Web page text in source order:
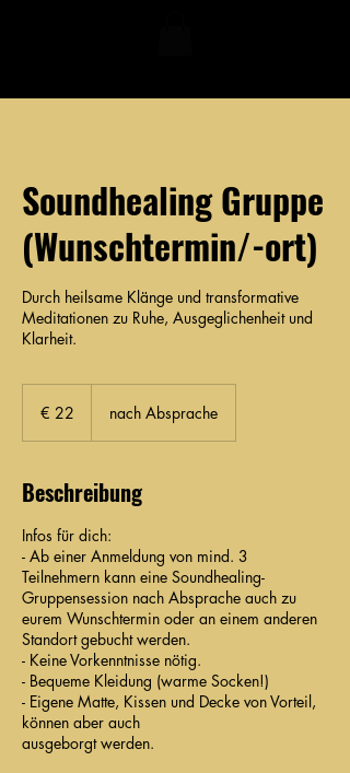
Soundhealing Gruppe
(Wunschtermin/-ort)
Durch heilsame Klänge und transformative
Meditationen zu Ruhe, Ausgeglichenheit und
Klarheit.
€ 22 nach Absprache
Beschreibung
Infos für dich:
- Ab einer Anmeldung von mind. 3
Teilnehmern kann eine Soundhealing-
Gruppensession nach Absprache auch zu
eurem Wunschtermin oder an einem anderen
Standort gebucht werden.
- Keine Vorkenntnisse nötig.
- Bequeme Kleidung (warme Socken!)
- Eigene Matte, Kissen und Decke von Vorteil,
können aber auch
ausgeborgt werden.